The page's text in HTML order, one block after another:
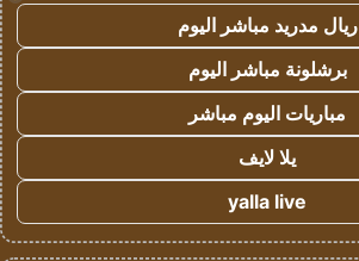
ريال مدريد مباشر اليوم
برشلونة مباشر اليوم
مباريات اليوم مباشر
يلا لايف
yalla live